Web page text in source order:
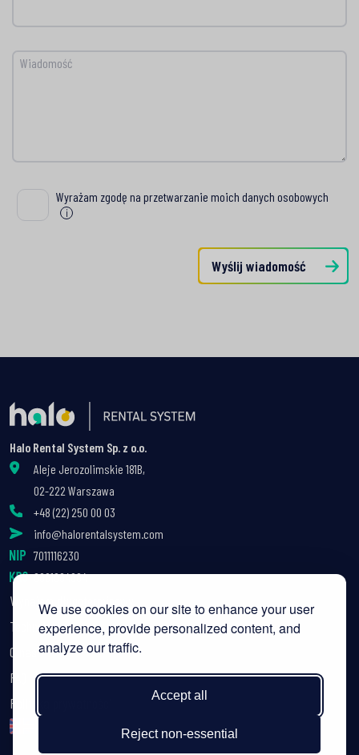
We use cookies on our site to enhance your user
experience, provide personalized content, and
analyze our traffic.
Accept all
Reject non-essential
Wiadomość
Wyrażam zgodę na przetwarzanie moich danych osobowych
Wyrażam zgodę na przetwarzanie moich danych osobowych
i
Wyślij wiadomość
Halo Rental System Sp. z o.o.
Aleje Jerozolimskie 181B,
02-222 Warszawa
+48 (22) 250 00 03
info@halorentalsystem.com
7011116230
0001004004
Wynajem długoterminowy
Technologia
O nas
FAQ
Polityka prywatności